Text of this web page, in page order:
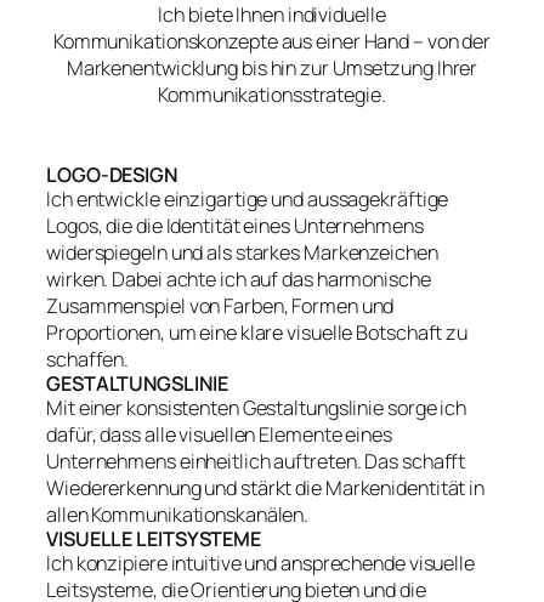
Ich biete Ihnen individuelle
Kommunikationskonzepte aus einer Hand – von der
Markenentwicklung bis hin zur Umsetzung Ihrer
Kommunikationsstrategie.
LOGO-DESIGN
Ich entwickle einzigartige und aussagekräftige
Logos, die die Identität eines Unternehmens
widerspiegeln und als starkes Markenzeichen
wirken. Dabei achte ich auf das harmonische
Zusammenspiel von Farben, Formen und
Proportionen, um eine klare visuelle Botschaft zu
schaffen.
GESTALTUNGSLINIE
Mit einer konsistenten Gestaltungslinie sorge ich
dafür, dass alle visuellen Elemente eines
Unternehmens einheitlich auftreten. Das schafft
Wiedererkennung und stärkt die Markenidentität in
allen Kommunikationskanälen.
VISUELLE LEITSYSTEME
Ich konzipiere intuitive und ansprechende visuelle
Leitsysteme, die Orientierung bieten und die